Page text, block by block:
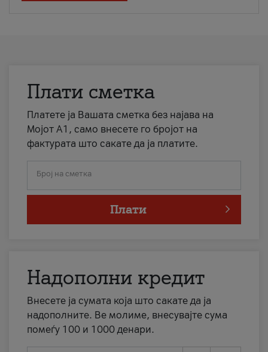
Плати сметка
Платете ја Вашата сметка без најава на
Мојот А1, само внесете го бројот на
фактурата што сакате да ја платите.
Број на сметка
Плати
Надополни кредит
Внесете ја сумата која што сакате да ја
надополните. Ве молиме, внесувајте сума
помеѓу 100 и 1000 денари.